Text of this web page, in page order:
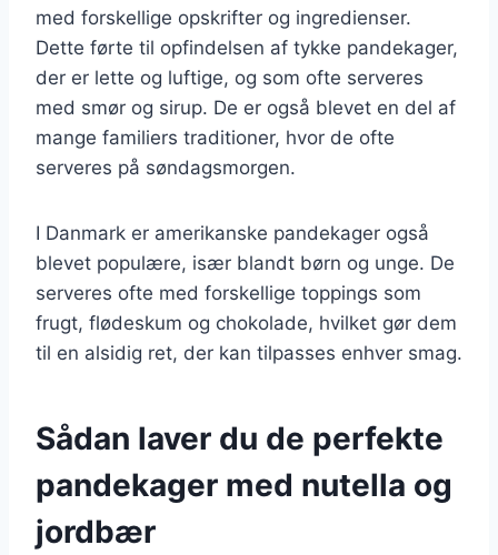
med forskellige opskrifter og ingredienser.
Dette førte til opfindelsen af tykke pandekager,
der er lette og luftige, og som ofte serveres
med smør og sirup. De er også blevet en del af
mange familiers traditioner, hvor de ofte
serveres på søndagsmorgen.
I Danmark er amerikanske pandekager også
blevet populære, især blandt børn og unge. De
serveres ofte med forskellige toppings som
frugt, flødeskum og chokolade, hvilket gør dem
til en alsidig ret, der kan tilpasses enhver smag.
Sådan laver du de perfekte
pandekager med nutella og
jordbær